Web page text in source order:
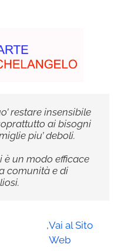
restare insensibile
ai bisogni
piu’ deboli.
è un modo efficace
comunità e di
,Vai al Sito
Web